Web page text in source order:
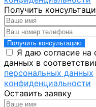
Получить
Получить консультацию
Я даю согласие на
данных в
персональных данных
конфиденциальности
Оставить заявку